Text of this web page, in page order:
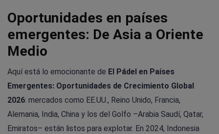
Oportunidades en países
emergentes: De Asia a Oriente
Medio
Aquí está lo emocionante de El Pádel en Países
Emergentes: Oportunidades de Crecimiento Global
2026: mercados como EE.UU., Reino Unido, Francia,
Alemania, India, China y los del Golfo –Arabia Saudí, Qatar,
Emiratos– están listos para explotar. En 2024, Indonesia